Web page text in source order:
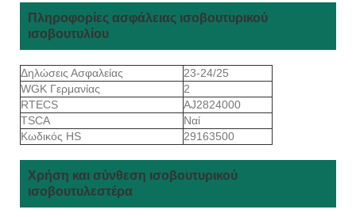
Πληροφορίες ασφάλειας ισοβουτυρικού
ισοβουτυλίου
Δηλώσεις Ασφαλείας
23-24/25
WGK Γερμανίας
2
RTECS
AJ2824000
TSCA
Ναί
Κωδικός HS
29163500
Χρήση και σύνθεση ισοβουτυρικού
ισοβουτυλεστέρα